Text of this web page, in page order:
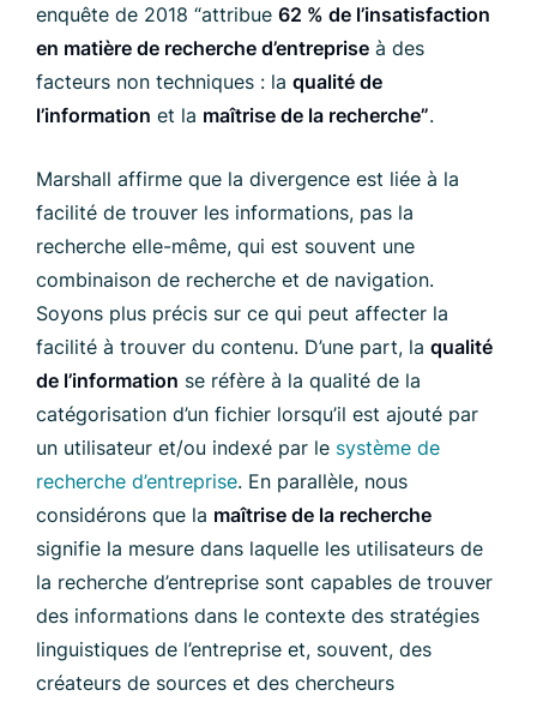
enquête de 2018 “attribue 62 % de l’insatisfaction
en matière de recherche d’entreprise à des
facteurs non techniques : la qualité de
l’information et la maîtrise de la recherche”.
Marshall affirme que la divergence est liée à la
facilité de trouver les informations, pas la
recherche elle-même, qui est souvent une
combinaison de recherche et de navigation.
Soyons plus précis sur ce qui peut affecter la
facilité à trouver du contenu. D’une part, la qualité
de l’information se réfère à la qualité de la
catégorisation d’un fichier lorsqu’il est ajouté par
un utilisateur et/ou indexé par le système de
recherche d’entreprise. En parallèle, nous
considérons que la maîtrise de la recherche
signifie la mesure dans laquelle les utilisateurs de
la recherche d’entreprise sont capables de trouver
des informations dans le contexte des stratégies
linguistiques de l’entreprise et, souvent, des
créateurs de sources et des chercheurs